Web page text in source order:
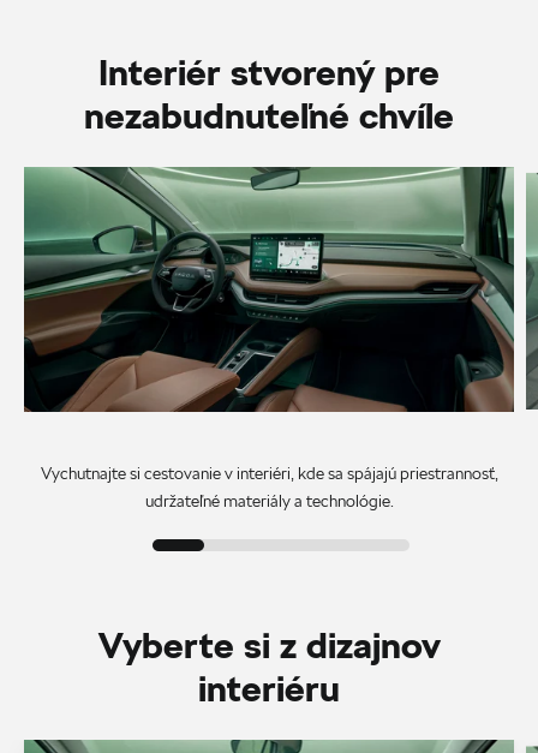
Interiér stvorený pre
nezabudnuteľné chvíle
Vychutnajte si cestovanie v interiéri, kde sa spájajú priestrannosť,
udržateľné materiály a technológie.
Vyberte si z dizajnov
interiéru